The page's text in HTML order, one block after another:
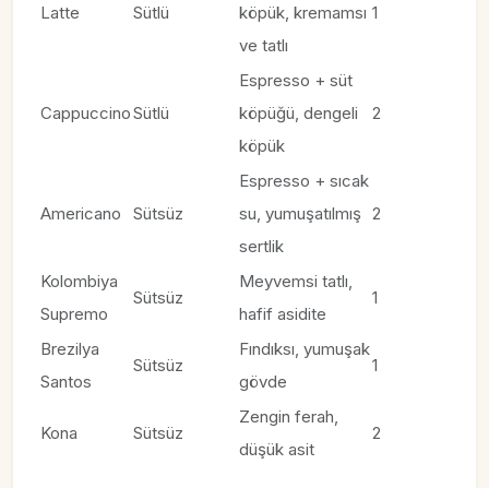
Latte Sütlü
köpük, kremamsı
ve tatlı
1
CappuccinoSütlü
Espresso + süt
köpüğü, dengeli
köpük
2 ​
Americano Sütsüz
Espresso + sıcak
su, yumuşatılmış
sertlik
2​
Kolombiya
Supremo
Sütsüz
Meyvemsi tatlı,
hafif asidite​
1​
Brezilya
Santos
Sütsüz
Fındıksı, yumuşak
gövde
1
Kona Sütsüz
Zengin ferah,
düşük asit
2